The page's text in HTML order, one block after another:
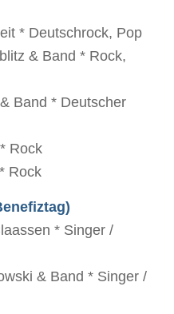
* Deutschrock, Pop
& Band * Rock,
Band * Deutscher
Rock
Rock
* Singer /
& Band * Singer /